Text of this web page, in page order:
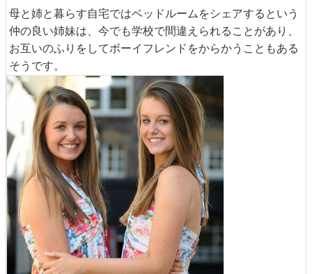
母と姉と暮らす自宅ではベッドルームをシェアするという
仲の良い姉妹は、今でも学校で間違えられることがあり、
お互いのふりをしてボーイフレンドをからかうこともある
そうです。